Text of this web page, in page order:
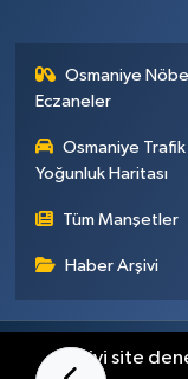
Osmaniye
Eczaneler
Osmaniye Trafik
Yoğunluk Haritası
Tüm Manşetler
Haber Arşivi
Künye
En iyi site